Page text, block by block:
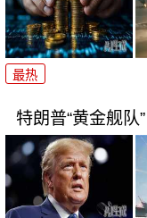
最热
特朗普“黄金舰